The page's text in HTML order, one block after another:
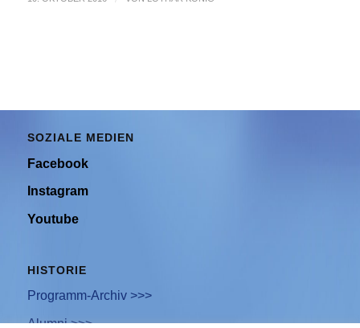
SOZIALE MEDIEN
Facebook
Instagram
Youtube
HISTORIE
Programm-Archiv >>>
Alumni >>>